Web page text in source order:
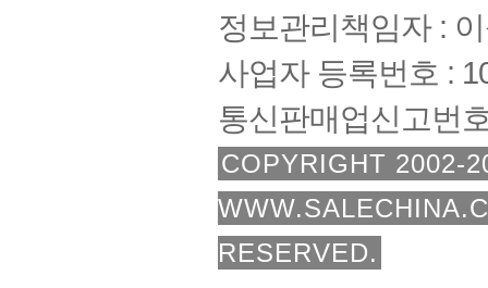
정보관리책임자 :
사업자 등록번호 :
통신판매업신고번
COPYRIGHT 2002-
RESERVED.